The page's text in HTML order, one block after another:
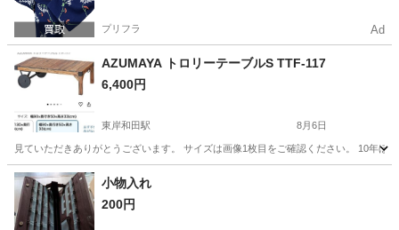
プリフラ Ad
AZUMAYA トロリーテーブルS TTF-117
6,400円
東岸和田駅 8月6日
見ていただきありがとうございます。 サイズは画像1枚目をご確認ください。 10年
大阪 岸和田市 東岸和田駅
小物入れ
200円